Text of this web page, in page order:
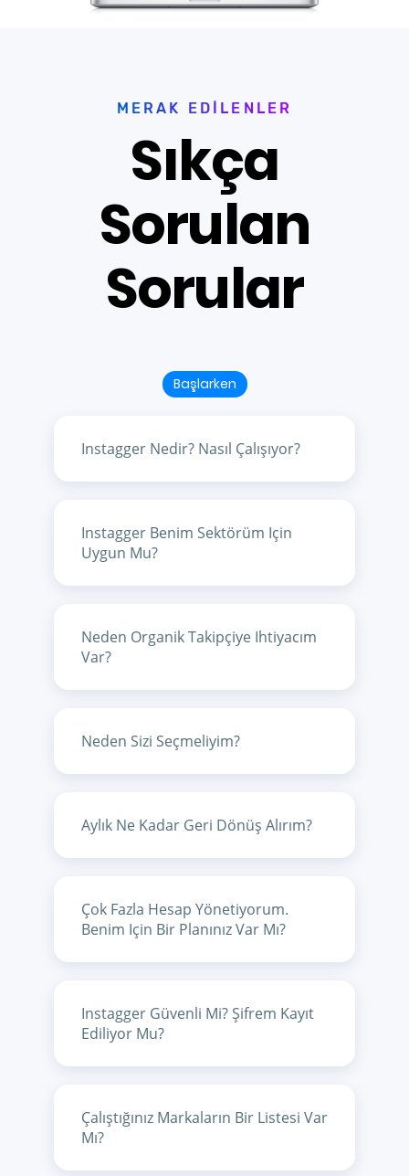
MERAK EDILENLER
Sıkça
Sorulan
Sorular
Başlarken
Instagger Nedir? Nasıl Çalışıyor?
Instagger Benim Sektörüm Için
Uygun Mu?
Neden Organik Takipçiye Ihtiyacım
Var?
Neden Sizi Seçmeliyim?
Aylık Ne Kadar Geri Dönüş Alırım?
Çok Fazla Hesap Yönetiyorum.
Benim Için Bir Planınız Var Mı?
Instagger Güvenli Mi? Şifrem Kayıt
Ediliyor Mu?
Çalıştığınız Markaların Bir Listesi Var
Mı?